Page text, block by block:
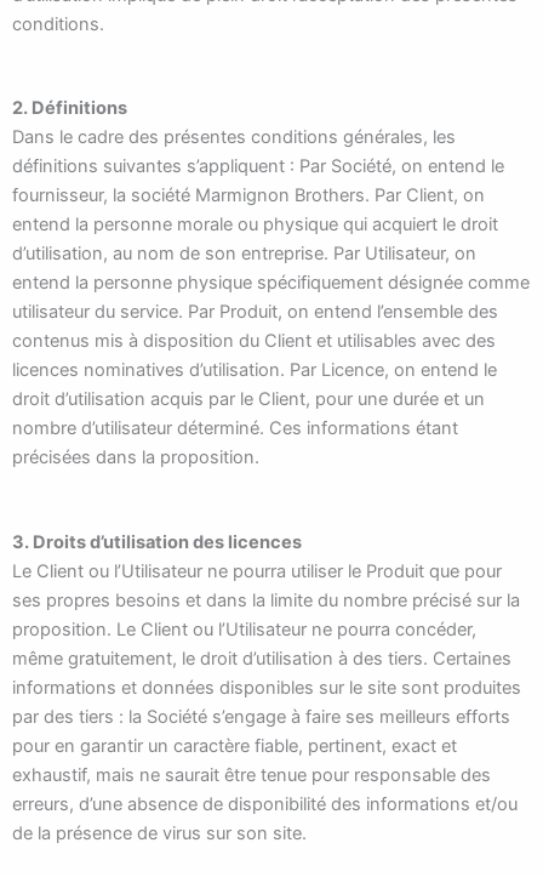
conditions.
2. Définitions
Dans le cadre des présentes conditions générales, les
définitions suivantes s’appliquent : Par Société, on entend le
fournisseur, la société Marmignon Brothers. Par Client, on
entend la personne morale ou physique qui acquiert le droit
d’utilisation, au nom de son entreprise. Par Utilisateur, on
entend la personne physique spécifiquement désignée comme
utilisateur du service. Par Produit, on entend l’ensemble des
contenus mis à disposition du Client et utilisables avec des
licences nominatives d’utilisation. Par Licence, on entend le
droit d’utilisation acquis par le Client, pour une durée et un
nombre d’utilisateur déterminé. Ces informations étant
précisées dans la proposition.
3. Droits d’utilisation des licences
Le Client ou l’Utilisateur ne pourra utiliser le Produit que pour
ses propres besoins et dans la limite du nombre précisé sur la
proposition. Le Client ou l’Utilisateur ne pourra concéder,
même gratuitement, le droit d’utilisation à des tiers. Certaines
informations et données disponibles sur le site sont produites
par des tiers : la Société s’engage à faire ses meilleurs efforts
pour en garantir un caractère fiable, pertinent, exact et
exhaustif, mais ne saurait être tenue pour responsable des
erreurs, d’une absence de disponibilité des informations et/ou
de la présence de virus sur son site.